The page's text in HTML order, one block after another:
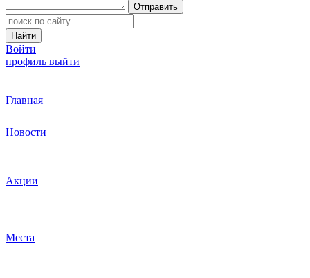
Отправить
Найти
Войти
профиль выйти
Главная
Новости
Акции
Места